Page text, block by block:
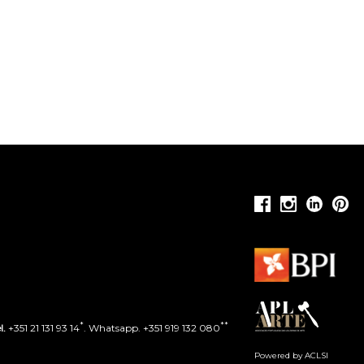
+351 21 131 93 14*. Whatsapp. +351 919 132 080**
Powered by ACLSI